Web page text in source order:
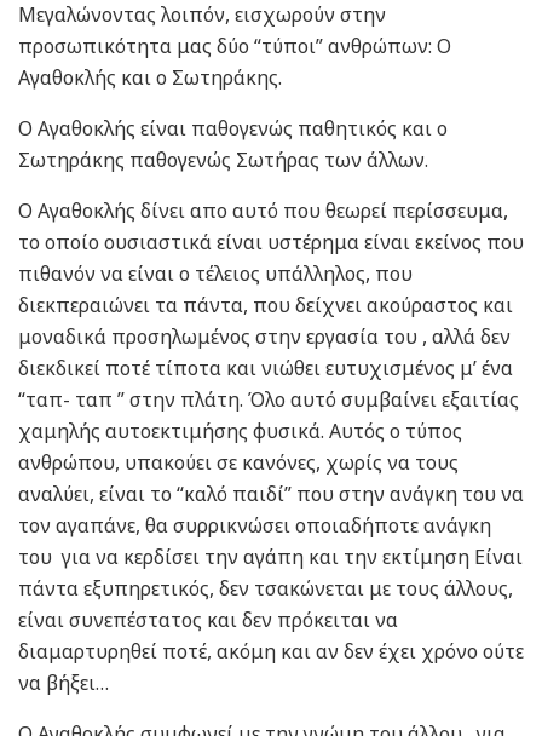
Μεγαλώνοντας λοιπόν, εισχωρούν στην
προσωπικότητα μας δύο “τύποι” ανθρώπων: Ο
Αγαθοκλής και ο Σωτηράκης.
Ο Αγαθοκλής είναι παθογενώς παθητικός και ο
Σωτηράκης παθογενώς Σωτήρας των άλλων.
Ο Αγαθοκλής δίνει απο αυτό που θεωρεί περίσσευμα,
το οποίο ουσιαστικά είναι υστέρημα είναι εκείνος που
πιθανόν να είναι ο τέλειος υπάλληλος, που
διεκπεραιώνει τα πάντα, που δείχνει ακούραστος και
μοναδικά προσηλωμένος στην εργασία του , αλλά δεν
διεκδικεί ποτέ τίποτα και νιώθει ευτυχισμένος μ’ ένα
“ταπ- ταπ ” στην πλάτη. Όλο αυτό συμβαίνει εξαιτίας
χαμηλής αυτοεκτιμήσης φυσικά. Αυτός ο τύπος
ανθρώπου, υπακούει σε κανόνες, χωρίς να τους
αναλύει, είναι το “καλό παιδί” που στην ανάγκη του να
τον αγαπάνε, θα συρρικνώσει οποιαδήποτε ανάγκη
του για να κερδίσει την αγάπη και την εκτίμηση Είναι
πάντα εξυπηρετικός, δεν τσακώνεται με τους άλλους,
είναι συνεπέστατος και δεν πρόκειται να
διαμαρτυρηθεί ποτέ, ακόμη και αν δεν έχει χρόνο ούτε
να βήξει…